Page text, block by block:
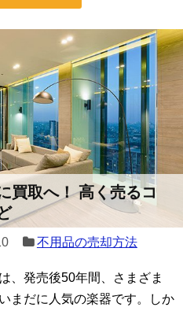
買取へ！ 高く売るコ
不用品の売却方法
、発売後50年間、さまざま
まだに人気の楽器です。しか